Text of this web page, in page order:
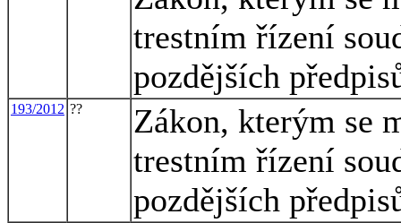
trestním řízení
pozdějších
193/2012 ??
Zákon, kterým se
trestním řízení
pozdějších